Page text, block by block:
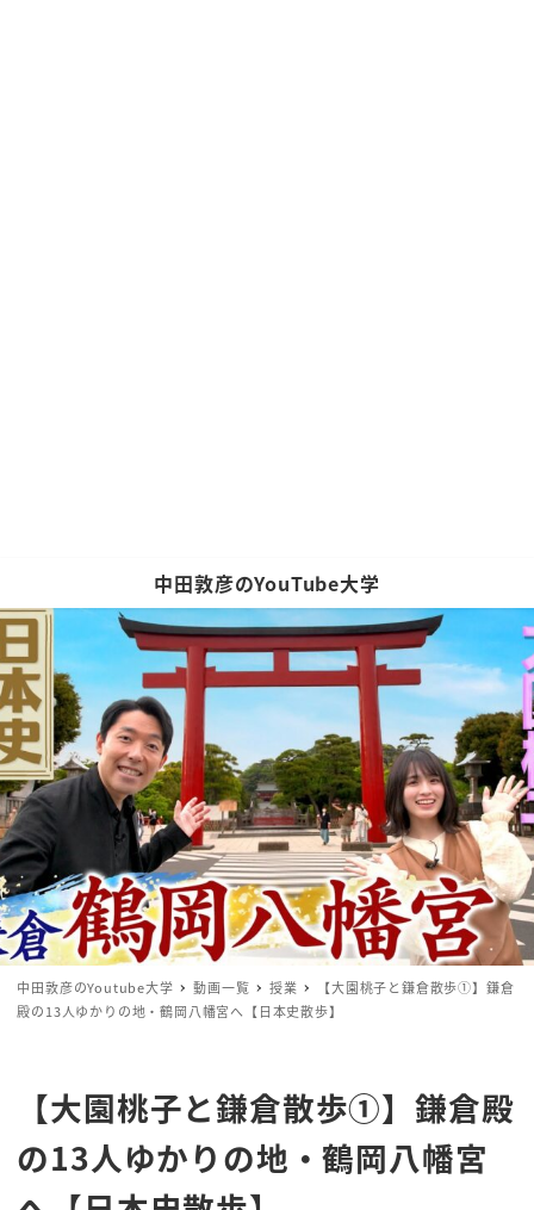
中田敦彦のYouTube大学
中田敦彦のYoutube大学 動画一覧 授業
【大園桃子と鎌倉散歩①】鎌倉
殿の13人ゆかりの地・鶴岡八幡宮へ【日本史散歩】
【大園桃子と鎌倉散歩①】鎌倉殿
の13人ゆかりの地・鶴岡八幡宮